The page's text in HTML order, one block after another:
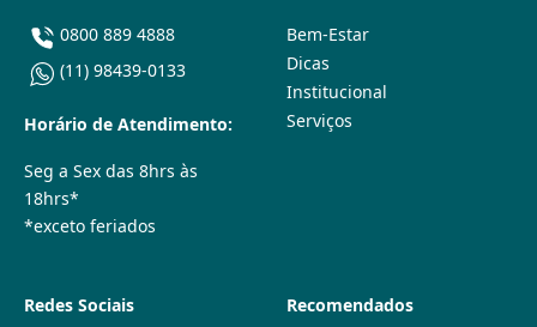
0800 889 4888
(11) 98439-0133
Horário de Atendimento:
Seg a Sex das 8hrs às
18hrs*
*exceto feriados
Bem-Estar
Dicas
Institucional
Serviços
Redes Sociais Recomendados